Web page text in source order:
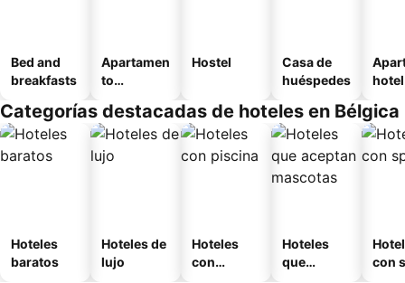
Bed and
breakfasts
Apartamen
to
o
Hostel
Casa de
huéspedes
hotel
Categorías destacadas de hoteles en Bélgica
Hoteles
baratos
Hoteles de
lujo
Hoteles
con
Hoteles
que
con